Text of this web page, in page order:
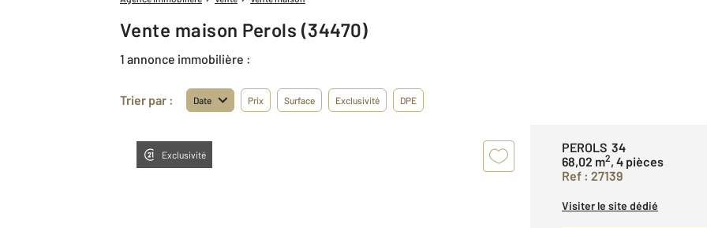
Vente maison Perols (34470)
1 annonce immobilière :
Trier par : Date Prix Surface Exclusivité DPE
Exclusivité
PEROLS 34
68,02 m2, 4 pièces
Ref : 27139
Visiter le site dédié